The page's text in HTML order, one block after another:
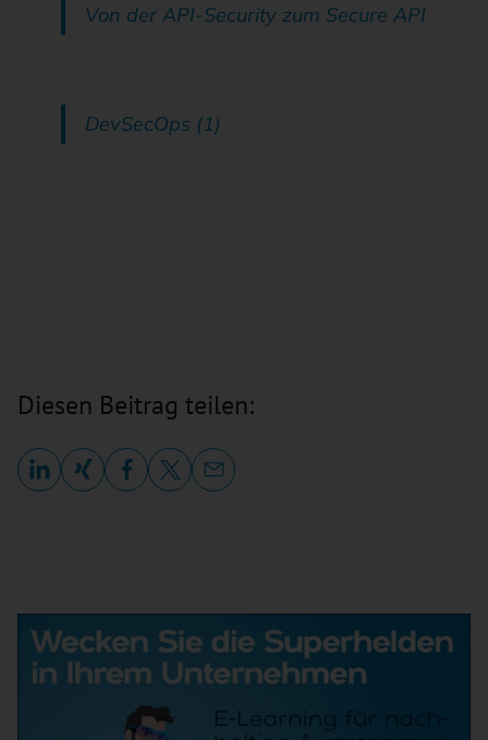
Von der API-Security zum Secure API
DevSecOps (1)
Diesen Beitrag teilen: